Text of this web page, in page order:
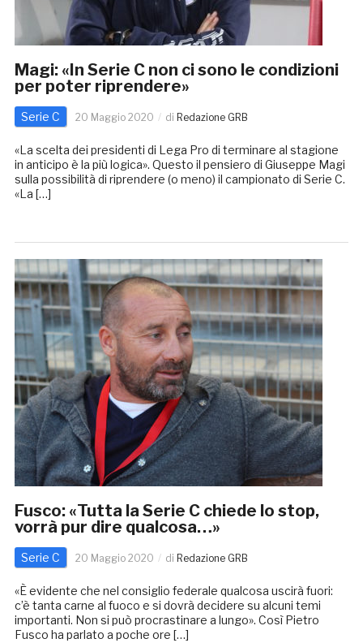
Magi: «In Serie C non ci sono le condizioni
per poter riprendere»
Serie C 20 Maggio 2020 di Redazione GRB
«La scelta dei presidenti di Lega Pro di terminare al stagione
in anticipo è la più logica». Questo il pensiero di Giuseppe Magi
sulla possibilità di riprendere (o meno) il campionato di Serie C.
«La […]
Fusco: «Tutta la Serie C chiede lo stop,
vorrà pur dire qualcosa…»
Serie C 20 Maggio 2020 di Redazione GRB
«È evidente che nel consiglio federale qualcosa uscirà fuori:
c’è tanta carne al fuoco e si dovrà decidere su alcuni temi
importanti. Non si può procrastinare a lungo». Così Pietro
Fusco ha parlato a poche ore […]